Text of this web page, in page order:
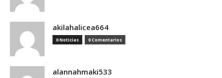
akilahalicea664
0 Noticias 0 Comentarios
alannahmaki533